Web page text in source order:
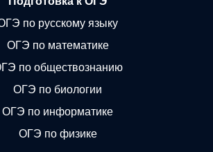
по русскому языку
ОГЭ по математике
по обществознанию
ОГЭ по биологии
ОГЭ по информатике
ОГЭ по физике